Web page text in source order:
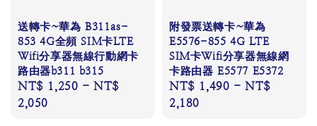
送轉卡~華為 B311as-
853 4G全頻 SIM卡LTE
Wifi分享器無線行動網卡
路由器b311 b315
Regular
price
NT$ 1,250 -NT$
2,050
附發票送轉卡~華為
E5576-855 4G LTE
SIM卡Wifi分享器無線網
卡路由器 E5577 E5372
Regular
price
NT$ 1,490 -NT$
2,180